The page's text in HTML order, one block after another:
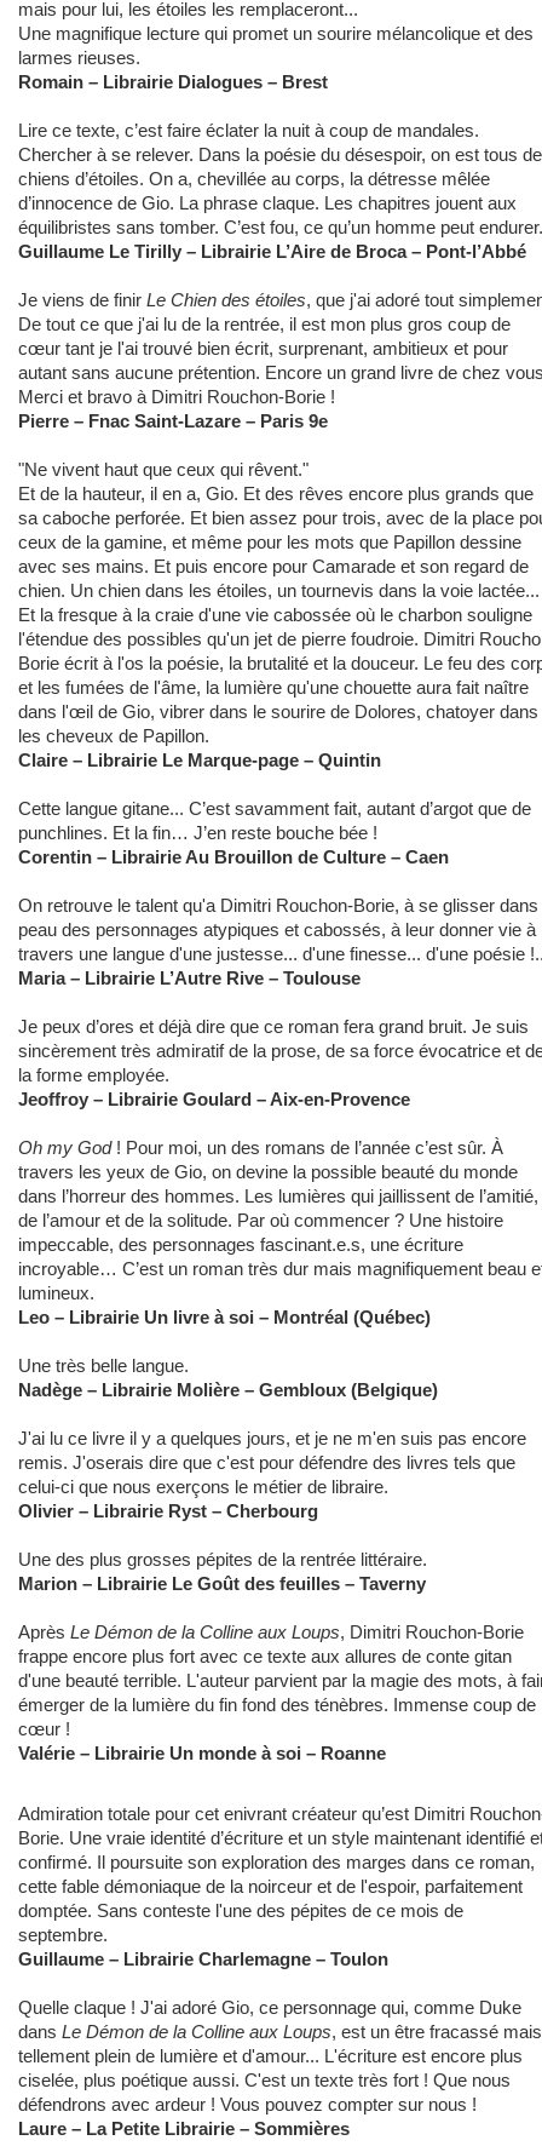
mais pour lui, les étoiles les remplaceront...
Une magnifique lecture qui promet un sourire mélancolique et des
larmes rieuses.
Romain – Librairie Dialogues – Brest
Lire ce texte, c’est faire éclater la nuit à coup de mandales.
Chercher à se relever. Dans la poésie du désespoir, on est tous
chiens d’étoiles. On a, chevillée au corps, la détresse mêlée
d’innocence de Gio. La phrase claque. Les chapitres jouent aux
équilibristes sans tomber. C’est fou, ce qu’un homme peut endurer.
Guillaume Le Tirilly – Librairie L’Aire de Broca – Pont-l’Abbé
Je viens de finir Le Chien des étoiles, que j'ai adoré tout
De tout ce que j'ai lu de la rentrée, il est mon plus gros coup de
cœur tant je l'ai trouvé bien écrit, surprenant, ambitieux et pour
autant sans aucune prétention. Encore un grand livre de chez
Merci et bravo à Dimitri Rouchon-Borie !
Pierre – Fnac Saint-Lazare – Paris 9e
"Ne vivent haut que ceux qui rêvent."
Et de la hauteur, il en a, Gio. Et des rêves encore plus grands que
sa caboche perforée. Et bien assez pour trois, avec de la place
ceux de la gamine, et même pour les mots que Papillon dessine
avec ses mains. Et puis encore pour Camarade et son regard de
chien. Un chien dans les étoiles, un tournevis dans la voie lactée...
Et la fresque à la craie d'une vie cabossée où le charbon souligne
l'étendue des possibles qu'un jet de pierre foudroie. Dimitri
Borie écrit à l'os la poésie, la brutalité et la douceur. Le feu des
et les fumées de l'âme, la lumière qu'une chouette aura fait naître
dans l'œil de Gio, vibrer dans le sourire de Dolores, chatoyer dans
les cheveux de Papillon.
Claire – Librairie Le Marque-page – Quintin
Cette langue gitane... C’est savamment fait, autant d’argot que de
punchlines. Et la fin… J’en reste bouche bée !
Corentin – Librairie Au Brouillon de Culture – Caen
On retrouve le talent qu'a Dimitri Rouchon-Borie, à se glisser dans
peau des personnages atypiques et cabossés, à leur donner vie à
travers une langue d'une justesse... d'une finesse... d'une poésie
Maria – Librairie L’Autre Rive – Toulouse
Je peux d’ores et déjà dire que ce roman fera grand bruit. Je suis
sincèrement très admiratif de la prose, de sa force évocatrice et
la forme employée.
Jeoffroy – Librairie Goulard – Aix-en-Provence
Oh my God! Pour moi, un des romans de l’année c’est sûr. À
travers les yeux de Gio, on devine la possible beauté du monde
dans l’horreur des hommes. Les lumières qui jaillissent de l’amitié,
de l’amour et de la solitude. Par où commencer ? Une histoire
impeccable, des personnages fascinant.e.s, une écriture
incroyable… C’est un roman très dur mais magnifiquement beau
lumineux.
Leo – Librairie Un livre à soi – Montréal (Québec)
Une très belle langue.
Nadège – Librairie Molière – Gembloux (Belgique)
J'ai lu ce livre il y a quelques jours, et je ne m'en suis pas encore
remis. J'oserais dire que c'est pour défendre des livres tels que
celui-ci que nous exerçons le métier de libraire.
Olivier – Librairie Ryst – Cherbourg
Une des plus grosses pépites de la rentrée littéraire.
Marion – Librairie Le Goût des feuilles – Taverny
Après Le Démon de la Colline aux Loups, Dimitri Rouchon-Borie
frappe encore plus fort avec ce texte aux allures de conte gitan
d'une beauté terrible. L'auteur parvient par la magie des mots, à
émerger de la lumière du fin fond des ténèbres. Immense coup de
cœur !
Valérie – Librairie Un monde à soi – Roanne
Admiration totale pour cet enivrant créateur qu’est Dimitri
Borie. Une vraie identité d’écriture et un style maintenant identifié
confirmé. Il poursuite son exploration des marges dans ce roman,
cette fable démoniaque de la noirceur et de l'espoir, parfaitement
domptée. Sans conteste l'une des pépites de ce mois de
septembre.
Guillaume – Librairie Charlemagne – Toulon
Quelle claque ! J'ai adoré Gio, ce personnage qui, comme Duke
dans Le Démon de la Colline aux Loups, est un être fracassé mais
tellement plein de lumière et d'amour... L'écriture est encore plus
ciselée, plus poétique aussi. C'est un texte très fort ! Que nous
défendrons avec ardeur ! Vous pouvez compter sur nous !
Laure – La Petite Librairie – Sommières